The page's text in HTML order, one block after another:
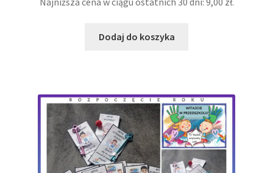
10,00 zł.
Dodaj do koszyka